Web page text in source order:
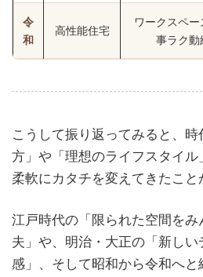
令
和
高性能住宅
ワークスペー
事ラク動
こうして振り返ってみると、時
方」や「理想のライフスタイ
柔軟にカタチを変えてきたこと
江戸時代の「限られた空間を
夫」や、明治・大正の「新しい
感」、そして昭和から令和へ